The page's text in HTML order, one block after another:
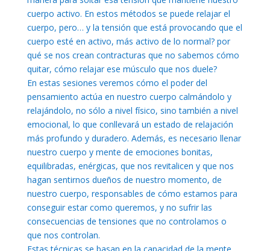
cuerpo activo. En estos métodos se puede relajar el
cuerpo, pero… y la tensión que está provocando que el
cuerpo esté en activo, más activo de lo normal? por
qué se nos crean contracturas que no sabemos cómo
quitar, cómo relajar ese músculo que nos duele?
En estas sesiones veremos cómo el poder del
pensamiento actúa en nuestro cuerpo calmándolo y
relajándolo, no sólo a nivel físico, sino también a nivel
emocional, lo que conllevará un estado de relajación
más profundo y duradero. Además, es necesario llenar
nuestro cuerpo y mente de emociones bonitas,
equilibradas, enérgicas, que nos revitalicen y que nos
hagan sentirnos dueños de nuestro momento, de
nuestro cuerpo, responsables de cómo estamos para
conseguir estar como queremos, y no sufrir las
consecuencias de tensiones que no controlamos o
que nos controlan.